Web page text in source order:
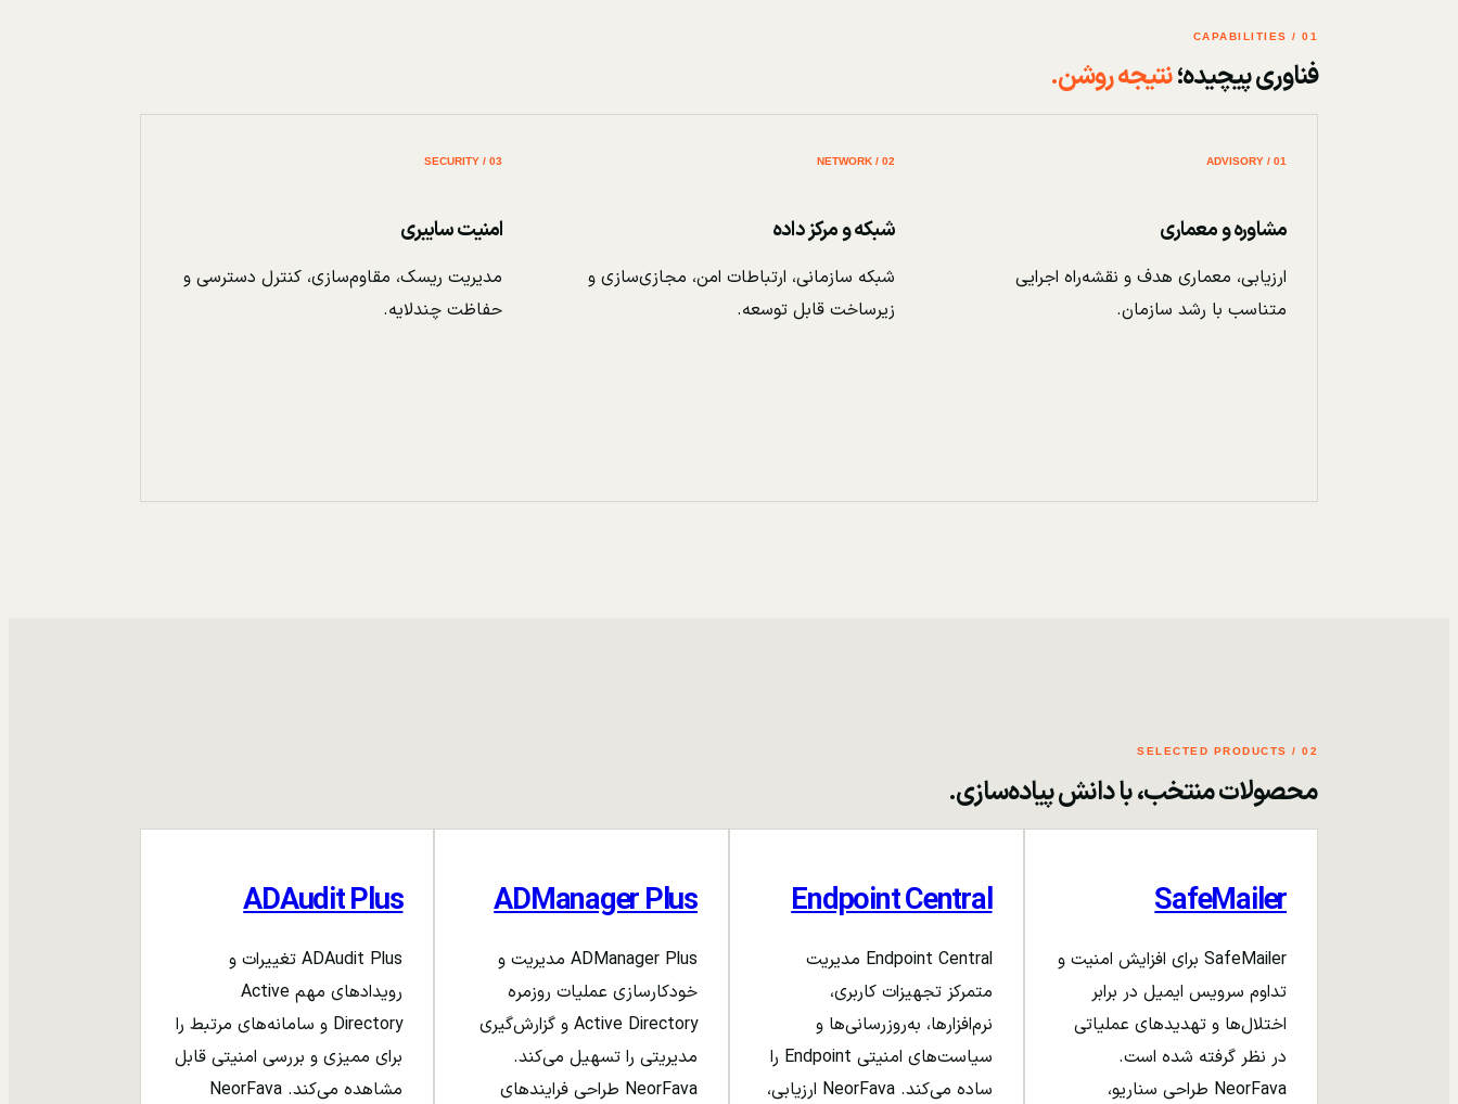
01 / CAPABILITIES
فناوری پیچیده؛نتیجه روشن.
01 / ADVISORY
مشاوره و معماری
ارزیابی، معماری هدف و نقشه‌راه اجرایی
متناسب با رشد سازمان.
02 / NETWORK
شبکه و مرکز داده
شبکه سازمانی، ارتباطات امن، مجازی‌سازی و
زیرساخت قابل توسعه.
03 / SECURITY
امنیت سایبری
مدیریت ریسک، مقاوم‌سازی، کنترل دسترسی و
حفاظت چندلایه.
02 / SELECTED PRODUCTS
محصولات منتخب، با دانش پیاده‌سازی.
SafeMailer
SafeMailer برای افزایش امنیت و
تداوم سرویس ایمیل در برابر
اختلال‌ها و تهدیدهای عملیاتی
در نظر گرفته شده است.
NeorFava طراحی سناریو،
Endpoint Central
Endpoint Central مدیریت
متمرکز تجهیزات کاربری،
نرم‌افزارها، به‌روزرسانی‌ها و
سیاست‌های امنیتی Endpoint را
ساده می‌کند. NeorFava ارزیابی،
ADManager Plus
ADManager Plus مدیریت و
خودکارسازی عملیات روزمره
Active Directory و گزارش‌گیری
مدیریتی را تسهیل می‌کند.
NeorFava طراحی فرایندهای
ADAudit Plus
ADAudit Plus تغییرات و
رویدادهای مهم Active
Directory و سامانه‌های مرتبط را
برای ممیزی و بررسی امنیتی قابل
مشاهده می‌کند. NeorFava